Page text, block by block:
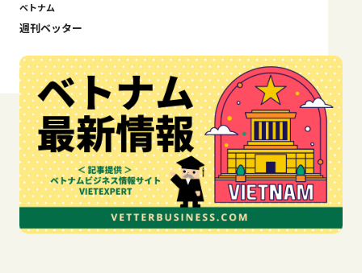
ベトナム
週刊ベッター